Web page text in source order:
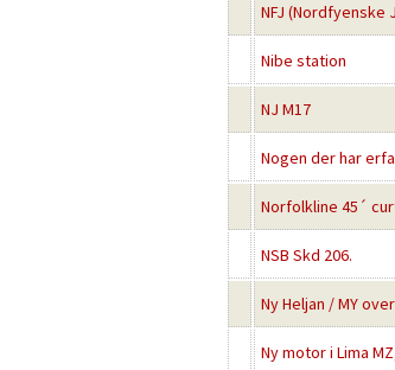
NFJ (Nordfyenske
Nibe station
NJ M17
Nogen der har
Norfolkline 45´
NSB Skd 206.
Ny Heljan / MY
Ny motor i Lima